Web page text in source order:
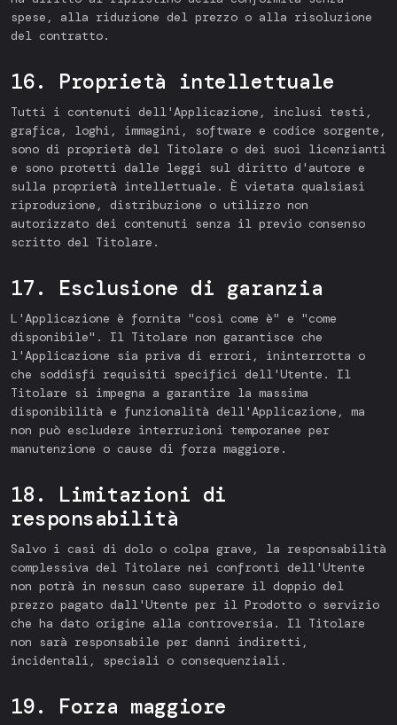
spese, alla riduzione del prezzo o alla risoluzione
del contratto.
16. Proprietà intellettuale
Tutti i contenuti dell'Applicazione, inclusi testi,
grafica, loghi, immagini, software e codice sorgente,
sono di proprietà del Titolare o dei suoi licenzianti
e sono protetti dalle leggi sul diritto d'autore e
sulla proprietà intellettuale. È vietata qualsiasi
riproduzione, distribuzione o utilizzo non
autorizzato dei contenuti senza il previo consenso
scritto del Titolare.
17. Esclusione di garanzia
L'Applicazione è fornita "così come è" e "come
disponibile". Il Titolare non garantisce che
l'Applicazione sia priva di errori, ininterrotta o
che soddisfi requisiti specifici dell'Utente. Il
Titolare si impegna a garantire la massima
disponibilità e funzionalità dell'Applicazione, ma
non può escludere interruzioni temporanee per
manutenzione o cause di forza maggiore.
18. Limitazioni di
responsabilità
Salvo i casi di dolo o colpa grave, la responsabilità
complessiva del Titolare nei confronti dell'Utente
non potrà in nessun caso superare il doppio del
prezzo pagato dall'Utente per il Prodotto o servizio
che ha dato origine alla controversia. Il Titolare
non sarà responsabile per danni indiretti,
incidentali, speciali o consequenziali.
19. Forza maggiore